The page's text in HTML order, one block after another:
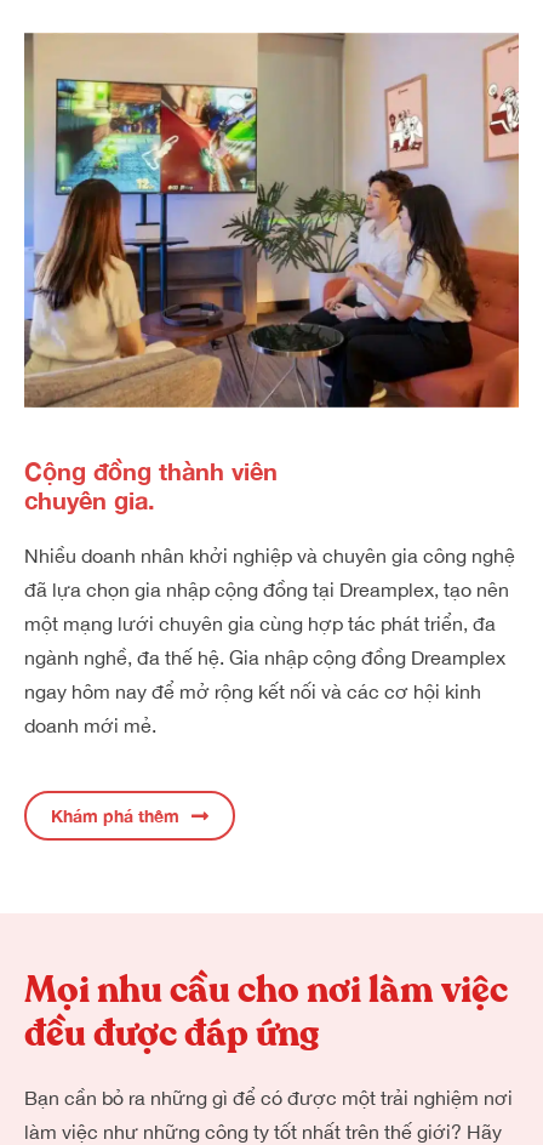
Cộng đồng thành viên
chuyên gia.
Nhiều doanh nhân khởi nghiệp và chuyên gia công nghệ
đã lựa chọn gia nhập cộng đồng tại Dreamplex, tạo nên
một mạng lưới chuyên gia cùng hợp tác phát triển, đa
ngành nghề, đa thế hệ. Gia nhập cộng đồng Dreamplex
ngay hôm nay để mở rộng kết nối và các cơ hội kinh
doanh mới mẻ.
Khám phá thêm
Mọi nhu cầu cho nơi làm việc
đều được đáp ứng
Bạn cần bỏ ra những gì để có được một trải nghiệm nơi
làm việc như những công ty tốt nhất trên thế giới? Hãy